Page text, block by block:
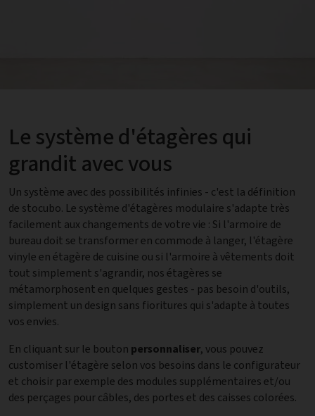
Le système d'étagères qui
grandit avec vous
Un système avec des possibilités infinies - c'est la définition
de stocubo. Le système d'étagères modulaire s'adapte très
facilement aux changements de votre vie : Si l'armoire de
bureau doit se transformer en commode à langer, l'étagère
vinyle en étagère de cuisine ou si l'armoire à vêtements doit
tout simplement s'agrandir, nos étagères se
métamorphosent en quelques gestes - pas besoin d'outils,
simplement un design sans fioritures qui s'adapte à toutes
vos envies.
En cliquant sur le bouton personnaliser, vous pouvez
customiser l'étagère selon vos besoins dans le configurateur
et choisir par exemple des modules supplémentaires et/ou
des perçages pour câbles, des portes et des caisses colorées.